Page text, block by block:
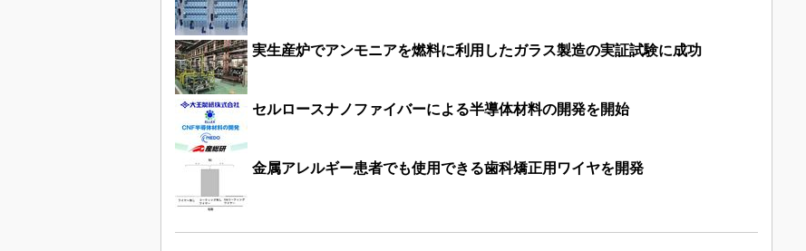
実生産炉でアンモニアを燃料に利用したガラス製造の実証試験に成功
セルロースナノファイバーによる半導体材料の開発を開始
金属アレルギー患者でも使用できる歯科矯正用ワイヤを開発